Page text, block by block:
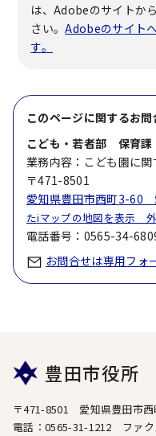
は、Adobeのサイトか
さい。Adobeのサイト
す。
このページに関するお問
こども・若者部 保育課
業務内容：こども園に関
〒471-8501
愛知県豊田市西町3-60
たiマップの地図を表示 外
電話番号：0565-34-
お問合せは専用フォ
豊田市役所
〒471-8501 愛知県豊田市西
電話：0565-31-1212 ファク